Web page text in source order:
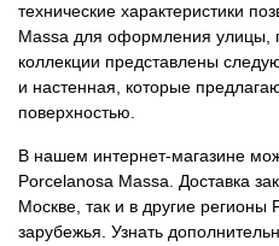
технические характеристики
Massa для оформления улицы,
коллекции представлены
и настенная, которые
поверхностью.
В нашем интернет-магазине
Porcelanosa Massa. Доставка
Москве, так и в другие регионы
зарубежья. Узнать